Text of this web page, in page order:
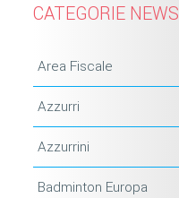
CATEGORIE NEWS
Area Fiscale
Azzurri
Azzurrini
Badminton Europa